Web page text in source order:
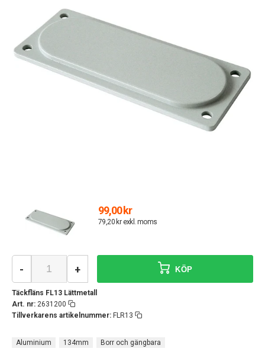
99,00 kr
79,20 kr exkl. moms
Täckfläns FL13 Lättmetall
Art. nr: 2631200
Tillverkarens artikelnummer: FLR13
- + KÖP
Aluminium 134mm Borr och gängbara